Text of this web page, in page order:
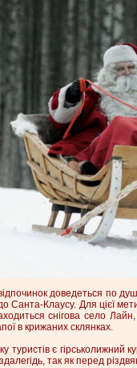
доведеться по
Санта-Клаусу. Для цієї
снігова село
в крижаних склянках.
туристів є гірськолижний
так як перед